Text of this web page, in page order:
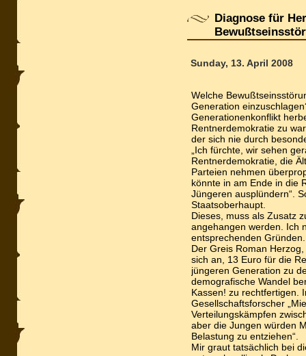
Diagnose für
Sunday, 13. April 2008
Welche
Generation
Generationenkonflikt
Rentnerdemokratie zu
der sich nie durch
„Ich fürchte, wir sehen
Rentnerdemokratie, die
Parteien nehmen
könnte in am Ende in die
Jüngeren ausplündern“.
Staatsoberhaupt.
Dieses, muss als Zusatz
angehangen werden. Ich
entsprechenden Gründen.
Der Greis Roman
sich an, 13 Euro für die
jüngeren Generation zu
demografische Wandel
Kassen! zu rechtfertigen.
Gesellschaftsforscher
Verteilungskämpfen
aber die Jungen würden
Belastung zu entziehen“.
Mir graut tatsächlich bei